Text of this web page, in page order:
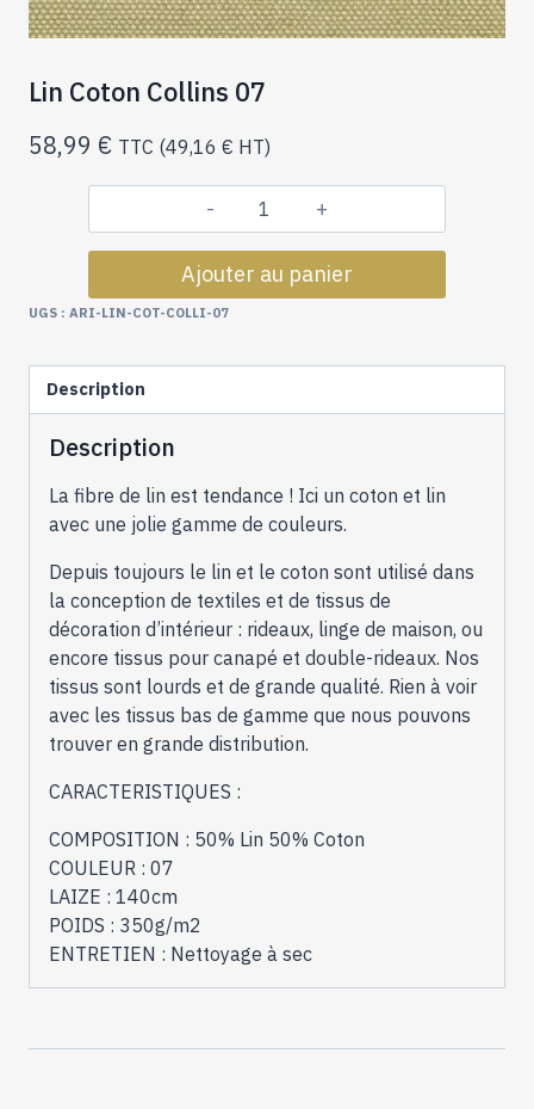
Lin Coton Collins 07
58,99 € TTC (49,16 € HT)
quantité
de
Lin
07
Ajouter au panier
UGS : ARI-LIN-COT-COLLI-07
Description
Description
La fibre de lin est tendance ! Ici un coton et lin
avec une jolie gamme de couleurs.
Depuis toujours le lin et le coton sont utilisé dans
la conception de textiles et de tissus de
décoration d’intérieur : rideaux, linge de maison, ou
encore tissus pour canapé et double-rideaux. Nos
tissus sont lourds et de grande qualité. Rien à voir
avec les tissus bas de gamme que nous pouvons
trouver en grande distribution.
CARACTERISTIQUES :
COMPOSITION : 50% Lin 50% Coton
COULEUR : 07
LAIZE : 140cm
POIDS : 350g/m2
ENTRETIEN : Nettoyage à sec